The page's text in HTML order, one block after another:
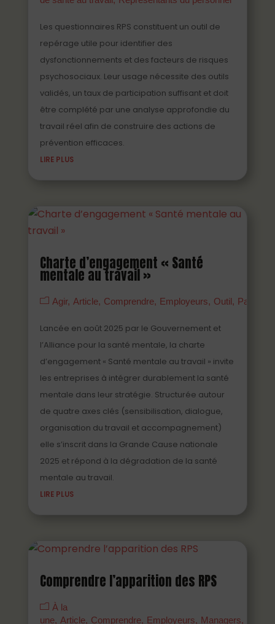
Les questionnaires RPS constituent un outil de
repérage utile pour identifier des
dysfonctionnements et des facteurs de risques
psychosociaux. Leur usage nécessite des outils
validés, un taux de participation suffisant et doit
être complété par une analyse approfondie du
travail réel afin de construire des actions de
prévention efficaces.
LIRE PLUS
Charte d’engagement « Santé
mentale au travail »
Agir Article Comprendre Employeurs Outil
Lancée en août 2025 par le Gouvernement et
l’Alliance pour la santé mentale, la charte
d’engagement « Santé mentale au travail » invite
les entreprises à intégrer durablement la santé
mentale dans leur stratégie. Structurée autour
de quatre axes clés (sensibilisation, dialogue,
organisation du travail et accompagnement)
elle s’inscrit dans la Grande Cause nationale
2025 et répond à la dégradation de la santé
mentale au travail.
LIRE PLUS
Comprendre l’apparition des RPS
À la
une
Article Comprendre Employeurs Managers